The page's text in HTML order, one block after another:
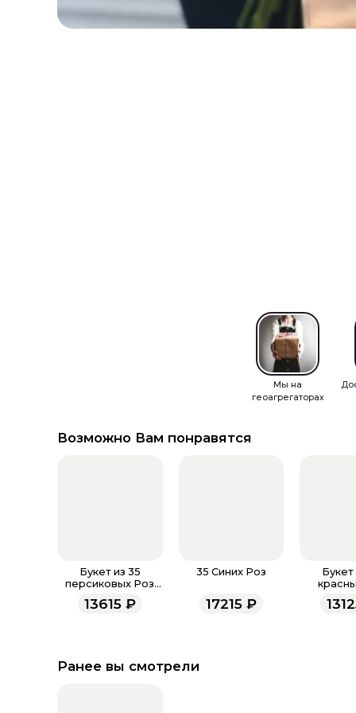
Мы на
геоагрегаторах
Возможно Вам понравятся
Букет из 35
персиковых Роз
матовой бумаге 50
13615₽
35 Синих Роз
17215₽
Букет
Ранее вы смотрели